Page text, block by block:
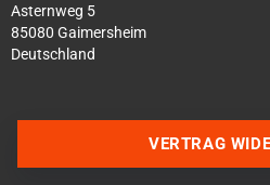
Asternweg 5
85080 Gaimersheim
Deutschland
VERTRAG